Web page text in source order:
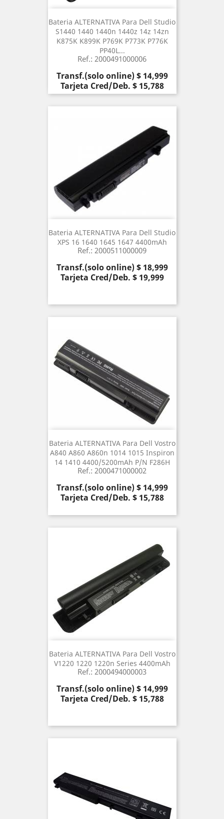
Bateria ALTERNATIVA Para Dell Studio
S1440 1440 1440n 1440z 14z 14zn
K875K K899K P769K P773K P776K
PP40L...
Ref.: 2000491000006
Precio
Transf.(solo online) $ 14,999
Tarjeta Cred/Deb. $ 15,788
Bateria ALTERNATIVA Para Dell Studio
XPS 16 1640 1645 1647 4400mAh
Ref.: 2000511000009
Precio
Transf.(solo online) $ 18,999
Tarjeta Cred/Deb. $ 19,999
Bateria ALTERNATIVA Para Dell Vostro
A840 A860 A860n 1014 1015 Inspiron
14 1410 4400/5200mAh P/N F286H
Ref.: 2000471000002
Precio
Transf.(solo online) $ 14,999
Tarjeta Cred/Deb. $ 15,788
Bateria ALTERNATIVA Para Dell Vostro
V1220 1220 1220n Series 4400mAh
Ref.: 2000494000003
Precio
Transf.(solo online) $ 14,999
Tarjeta Cred/Deb. $ 15,788